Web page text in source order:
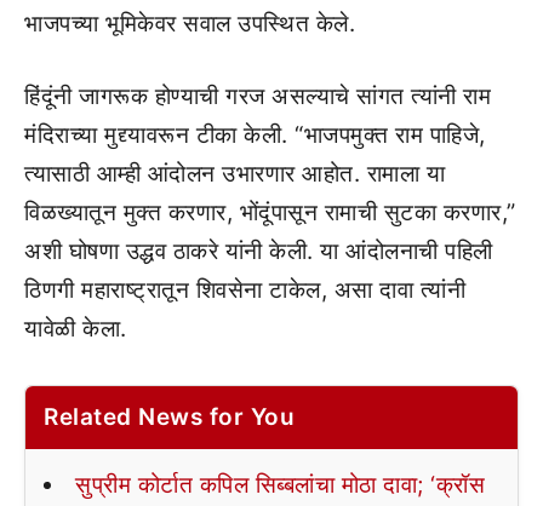
भाजपच्या भूमिकेवर सवाल उपस्थित केले.
हिंदूंनी जागरूक होण्याची गरज असल्याचे सांगत त्यांनी राम
मंदिराच्या मुद्द्यावरून टीका केली. “भाजपमुक्त राम पाहिजे,
त्यासाठी आम्ही आंदोलन उभारणार आहोत. रामाला या
विळख्यातून मुक्त करणार, भोंदूंपासून रामाची सुटका करणार,”
अशी घोषणा उद्धव ठाकरे यांनी केली. या आंदोलनाची पहिली
ठिणगी महाराष्ट्रातून शिवसेना टाकेल, असा दावा त्यांनी
यावेळी केला.
Related News for You
सुप्रीम कोर्टात कपिल सिब्बलांचा मोठा दावा; ‘क्रॉस